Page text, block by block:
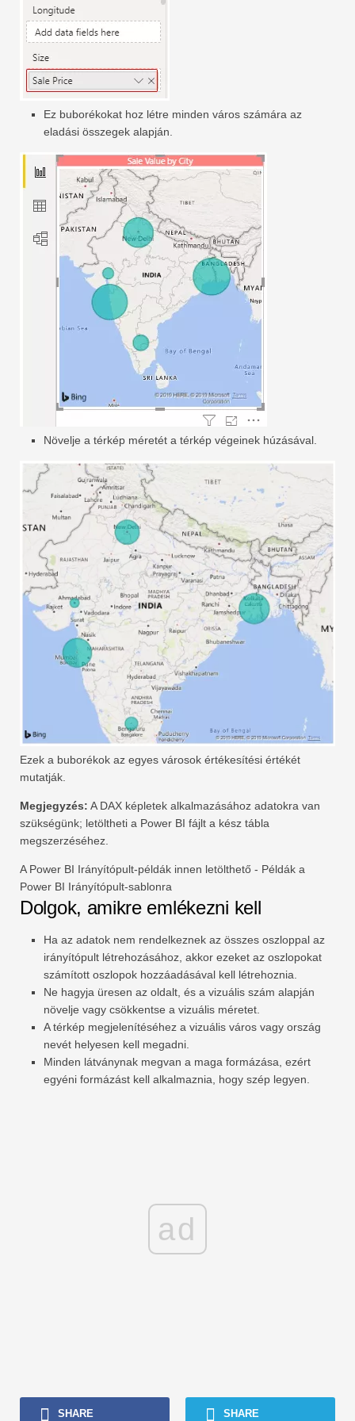
Ez buborékokat hoz létre minden város számára az
eladási összegek alapján.
Növelje a térkép méretét a térkép végeinek húzásával.
Ezek a buborékok az egyes városok értékesítési értékét
mutatják.
Megjegyzés: A DAX képletek alkalmazásához adatokra van
szükségünk; letöltheti a Power BI fájlt a kész tábla
megszerzéséhez.
A Power BI Irányítópult-példák innen letölthető - Példák a
Power BI Irányítópult-sablonra
Dolgok, amikre emlékezni kell
Ha az adatok nem rendelkeznek az összes oszloppal az
irányítópult létrehozásához, akkor ezeket az oszlopokat
számított oszlopok hozzáadásával kell létrehoznia.
Ne hagyja üresen az oldalt, és a vizuális szám alapján
növelje vagy csökkentse a vizuális méretet.
A térkép megjelenítéséhez a vizuális város vagy ország
nevét helyesen kell megadni.
Minden látványnak megvan a maga formázása, ezért
egyéni formázást kell alkalmaznia, hogy szép legyen.
ad
SHARE SHARE